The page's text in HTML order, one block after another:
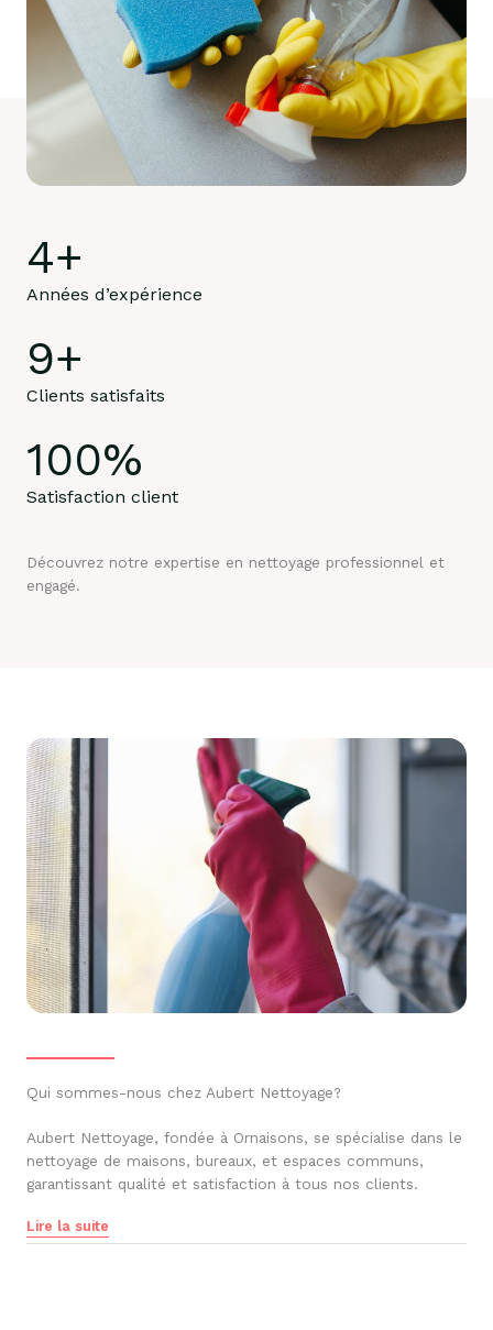
4+
Années d’expérience
9+
Clients satisfaits
100%
Satisfaction client
Découvrez notre expertise en nettoyage professionnel et
engagé.
Qui sommes-nous chez Aubert Nettoyage?
Aubert Nettoyage, fondée à Ornaisons, se spécialise dans le
nettoyage de maisons, bureaux, et espaces communs,
garantissant qualité et satisfaction à tous nos clients.
Lire la suite